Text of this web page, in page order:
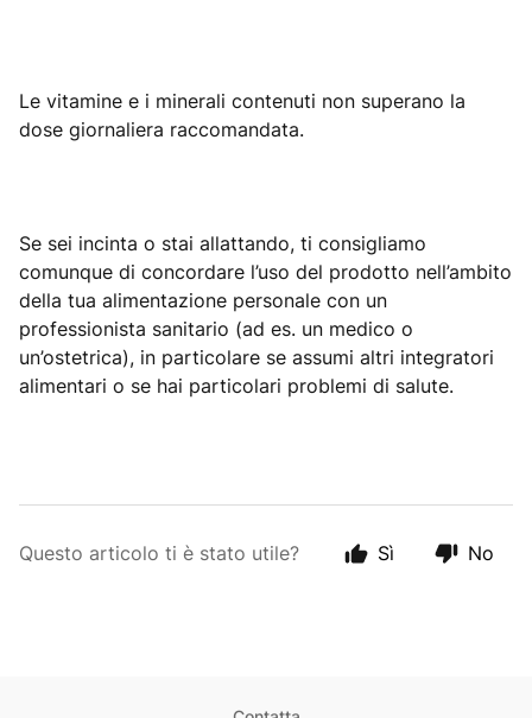
Le vitamine e i minerali contenuti non superano la
dose giornaliera raccomandata.
Se sei incinta o stai allattando, ti consigliamo
comunque di concordare l’uso del prodotto nell’ambito
della tua alimentazione personale con un
professionista sanitario (ad es. un medico o
un’ostetrica), in particolare se assumi altri integratori
alimentari o se hai particolari problemi di salute.
Questo articolo ti è stato utile? Sì No